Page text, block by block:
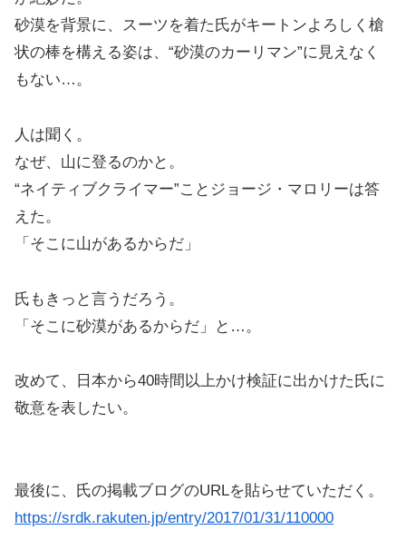
砂漠を背景に、スーツを着た氏がキートンよろしく槍
状の棒を構える姿は、“砂漠のカーリマン”に見えなく
もない…。
人は聞く。
なぜ、山に登るのかと。
“ネイティブクライマー”ことジョージ・マロリーは答
えた。
「そこに山があるからだ」
氏もきっと言うだろう。
「そこに砂漠があるからだ」と…。
改めて、日本から40時間以上かけ検証に出かけた氏に
敬意を表したい。
最後に、氏の掲載ブログのURLを貼らせていただく。
https://srdk.rakuten.jp/entry/2017/01/31/110000